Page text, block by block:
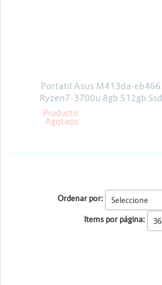
Portatil Asus M413da-eb466
Ryzen7-3700u 8gb 512gb Ssd
Producto
Agotado
Ordenar por:
Items por página: